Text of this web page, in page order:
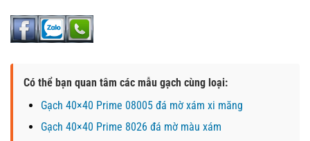
Có thể bạn quan tâm các mẫu gạch cùng loại:
Gạch 40×40 Prime 08005 đá mờ xám xi măng
Gạch 40×40 Prime 8026 đá mờ màu xám